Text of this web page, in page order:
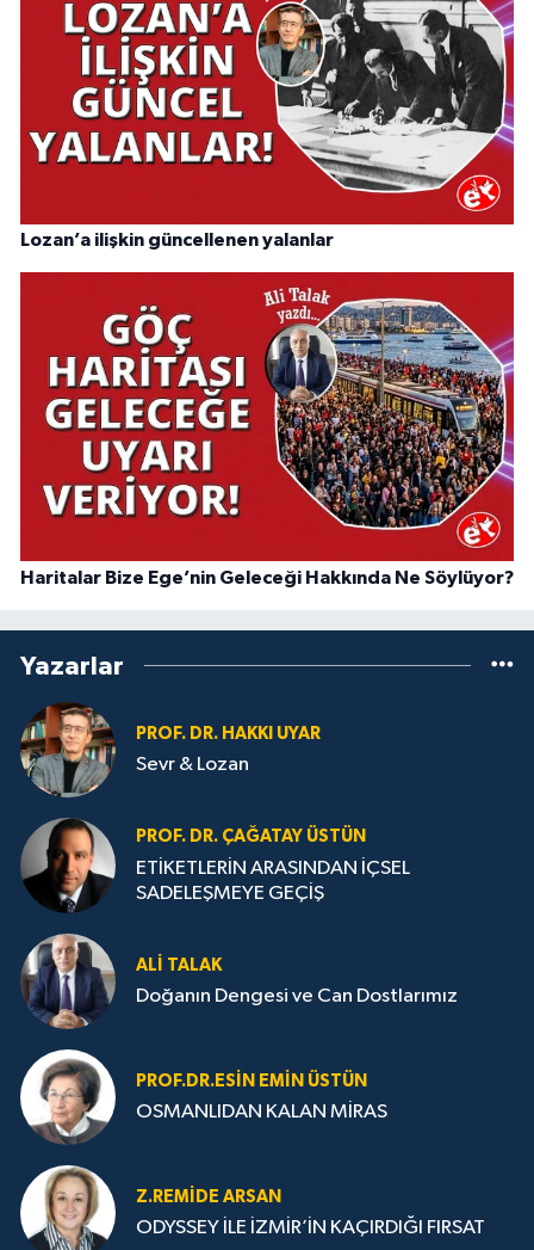
Lozan’a ilişkin güncellenen yalanlar
Haritalar Bize Ege’nin Geleceği Hakkında Ne Söylüyor?
Yazarlar
PROF. DR. HAKKI UYAR
Sevr & Lozan
PROF. DR. ÇAĞATAY ÜSTÜN
ETİKETLERİN ARASINDAN İÇSEL
SADELEŞMEYE GEÇİŞ
ALI TALAK
Doğanın Dengesi ve Can Dostlarımız
PROF.DR.ESIN EMIN ÜSTÜN
OSMANLIDAN KALAN MİRAS
Z.REMIDE ARSAN
ODYSSEY İLE İZMİR’İN KAÇIRDIĞI FIRSAT